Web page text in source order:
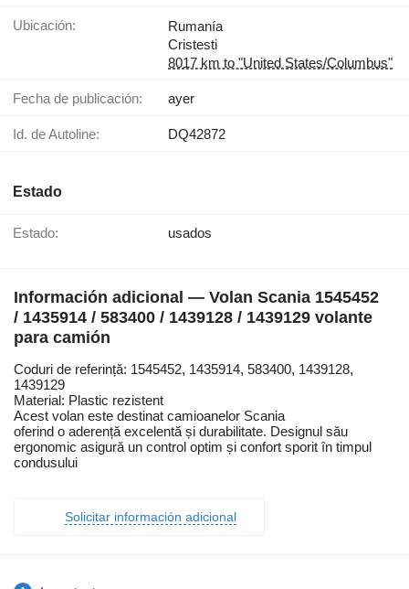
Ubicación:
Rumanía
Cristesti
8017 km to "United States/Columbus"
Fecha de publicación: ayer
Id. de Autoline: DQ42872
Estado
Estado: usados
Información adicional — Volan Scania 1545452
/ 1435914 / 583400 / 1439128 / 1439129 volante
para camión
Coduri de referință: 1545452, 1435914, 583400, 1439128,
1439129
Material: Plastic rezistent
Acest volan este destinat camioanelor Scania
oferind o aderență excelentă și durabilitate. Designul său
ergonomic asigură un control optim și confort sporit în timpul
condusului
Solicitar información adicional